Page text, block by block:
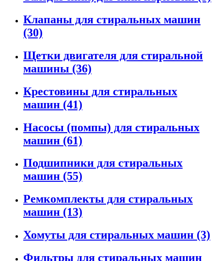
Клапаны для стиральных машин
(30)
Щетки двигателя для стиральной
машины (36)
Крестовины для стиральных
машин (41)
Насосы (помпы) для стиральных
машин (61)
Подшипники для стиральных
машин (55)
Ремкомплекты для стиральных
машин (13)
Хомуты для стиральных машин (3)
Фильтры для стиральных машин